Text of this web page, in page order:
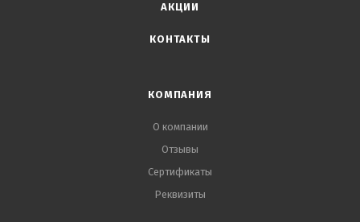
АКЦИИ
КОНТАКТЫ
КОМПАНИЯ
О компании
Отзывы
Сертификаты
Реквизиты